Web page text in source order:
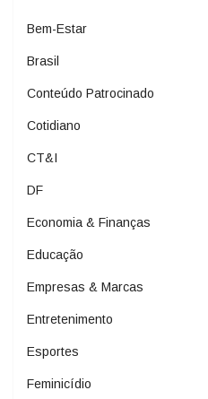
Bem-Estar
Brasil
Conteúdo Patrocinado
Cotidiano
CT&I
DF
Economia & Finanças
Educação
Empresas & Marcas
Entretenimento
Esportes
Feminicídio